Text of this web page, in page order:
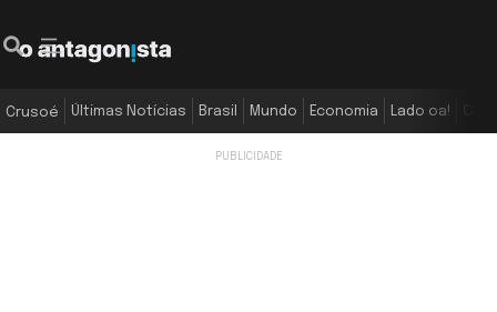
Crusoé Últimas Notícias Brasil Mundo Economia Lado oa!